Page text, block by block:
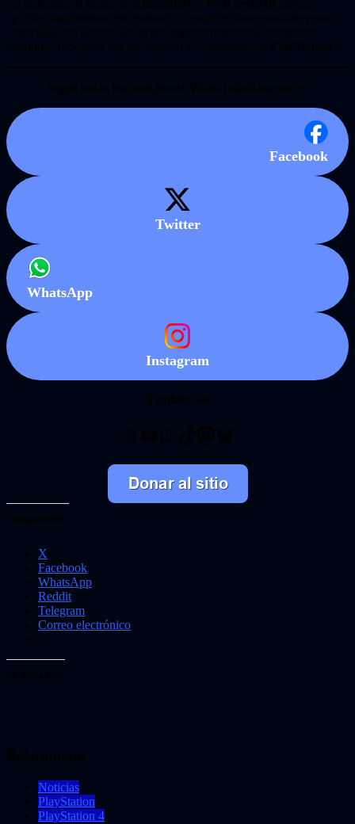
Facebook
Twitter
WhatsApp
Instagram
X
Facebook
WhatsApp
Reddit
Telegram
Correo electrónico
Noticias
PlayStation
PlayStation 4